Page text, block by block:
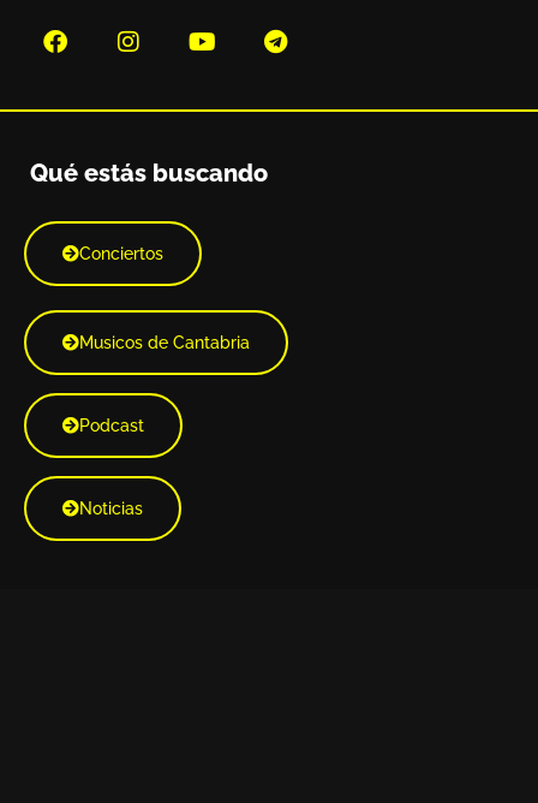
Qué estás buscando
Conciertos
Musicos de Cantabria
Podcast
Noticias